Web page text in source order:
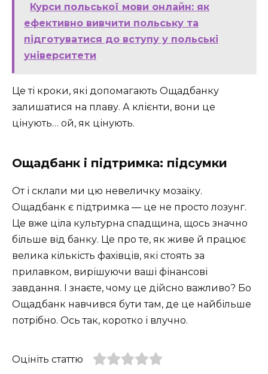
Курси польської мови онлайн: як
ефективно вивчити польську та
підготуватися до вступу у польські
університети
Це ті кроки, які допомагають Ощадбанку
залишатися на плаву. А клієнти, вони це
цінують… ой, як цінують.
Ощадбанк і підтримка: підсумки
От і склали ми цю невеличку мозаїку.
Ощадбанк є підтримка — це не просто лозунг.
Це вже ціла культурна спадщина, щось значно
більше від банку. Це про те, як живе й працює
велика кількість фахівців, які стоять за
прилавком, вирішуючи ваші фінансові
завдання. І знаєте, чому це дійсно важливо? Бо
Ощадбанк навчився бути там, де це найбільше
потрібно. Ось так, коротко і влучно.
Оцініть статтю